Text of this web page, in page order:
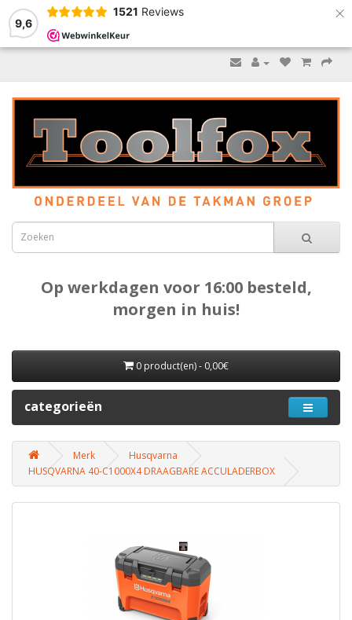
9,6
1521 Reviews ×
Op werkdagen voor 16:00 besteld,
morgen in huis!
0 product(en) - 0,00€
categorieën
Merk
Husqvarna
HUSQVARNA 40-C1000X4 DRAAGBARE ACCULADERBOX